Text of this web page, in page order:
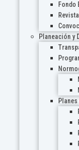
Fondo
Planeación y